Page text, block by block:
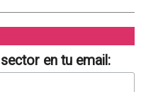
en tu email: